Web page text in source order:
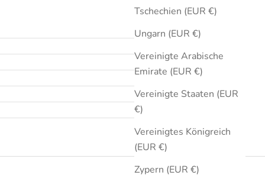
Tschechien (EUR €)
Ungarn (EUR €)
Vereinigte Arabische
Emirate (EUR €)
Vereinigte Staaten (EUR
€)
Vereinigtes Königreich
(EUR €)
Zypern (EUR €)